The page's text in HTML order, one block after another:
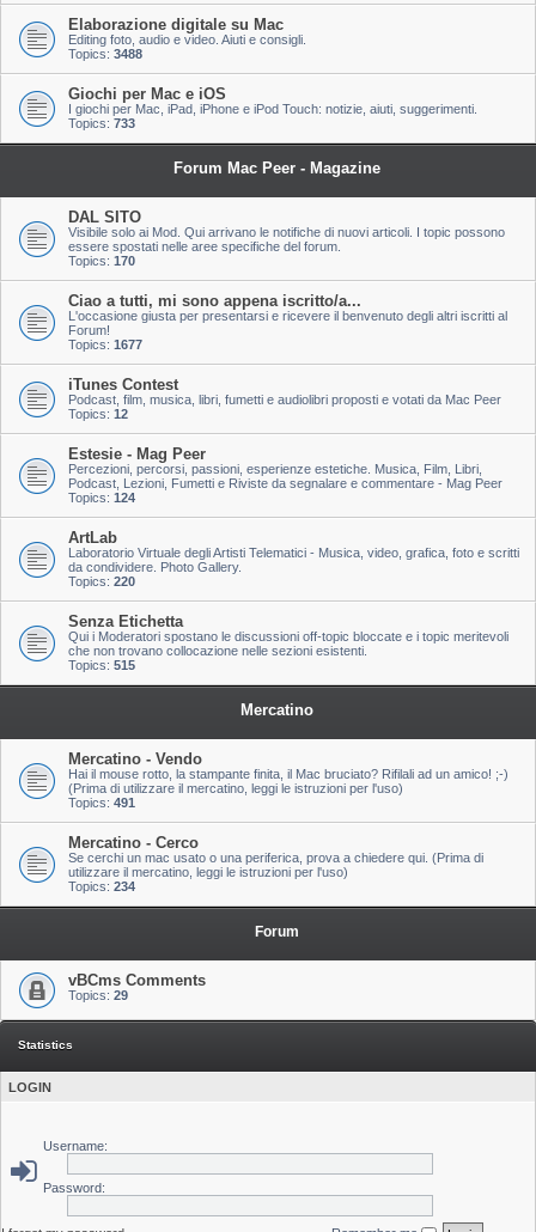
Elaborazione digitale su Mac
Editing foto, audio e video. Aiuti e consigli.
Topics: 3488
Giochi per Mac e iOS
I giochi per Mac, iPad, iPhone e iPod Touch: notizie, aiuti, suggerimenti.
Topics: 733
Forum Mac Peer - Magazine
DAL SITO
Visibile solo ai Mod. Qui arrivano le notifiche di nuovi articoli. I topic possono
essere spostati nelle aree specifiche del forum.
Topics: 170
Ciao a tutti, mi sono appena iscritto/a...
L'occasione giusta per presentarsi e ricevere il benvenuto degli altri iscritti al
Forum!
Topics: 1677
iTunes Contest
Podcast, film, musica, libri, fumetti e audiolibri proposti e votati da Mac Peer
Topics: 12
Estesie - Mag Peer
Percezioni, percorsi, passioni, esperienze estetiche. Musica, Film, Libri,
Podcast, Lezioni, Fumetti e Riviste da segnalare e commentare - Mag Peer
Topics: 124
ArtLab
Laboratorio Virtuale degli Artisti Telematici - Musica, video, grafica, foto e scritti
da condividere. Photo Gallery.
Topics: 220
Senza Etichetta
Qui i Moderatori spostano le discussioni off-topic bloccate e i topic meritevoli
che non trovano collocazione nelle sezioni esistenti.
Topics: 515
Mercatino
Mercatino - Vendo
Hai il mouse rotto, la stampante finita, il Mac bruciato? Rifilali ad un amico! ;-)
(Prima di utilizzare il mercatino, leggi le istruzioni per l'uso)
Topics: 491
Mercatino - Cerco
Se cerchi un mac usato o una periferica, prova a chiedere qui. (Prima di
utilizzare il mercatino, leggi le istruzioni per l'uso)
Topics: 234
Forum
vBCms Comments
Topics: 29
Statistics
LOGIN
Username:
Password: